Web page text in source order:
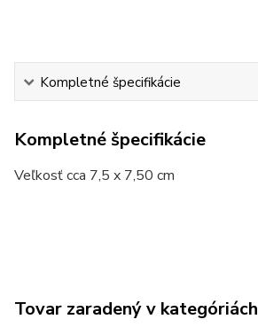
Kompletné špecifikácie
Kompletné špecifikácie
Veľkosť cca 7,5 x 7,50 cm
Tovar zaradený v kategóriách